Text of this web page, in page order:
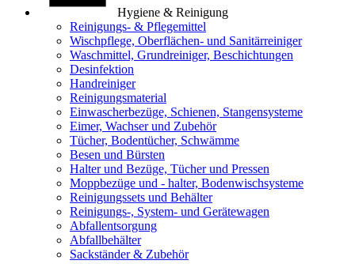
Hygiene & Reinigung
Reinigungs- & Pflegemittel
Wischpflege, Oberflächen- und Sanitärreiniger
Waschmittel, Grundreiniger, Beschichtungen
Desinfektion
Handreiniger
Reinigungsmaterial
Einwascherbezüge, Schienen, Stangensysteme
Eimer, Wachser und Zubehör
Tücher, Bodentücher, Schwämme
Besen und Bürsten
Halter und Bezüge, Tücher und Pressen
Moppbezüge und - halter, Bodenwischsysteme
Reinigungssets und Behälter
Reinigungs-, System- und Gerätewagen
Abfallentsorgung
Abfallbehälter
Sackständer & Zubehör